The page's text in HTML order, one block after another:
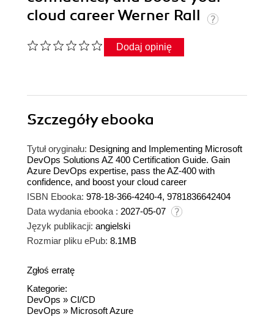
cloud career Werner Rall
Dodaj opinię
Szczegółyebooka
Tytuł oryginału: Designing and Implementing Microsoft
DevOps Solutions AZ 400 Certification Guide. Gain
Azure DevOps expertise, pass the AZ-400 with
confidence, and boost your cloud career
ISBN Ebooka: 978-18-366-4240-4, 9781836642404
Data wydania ebooka : 2027-05-07
Język publikacji: angielski
Rozmiar pliku ePub: 8.1MB
Zgłoś erratę
Kategorie:
DevOps » CI/CD
DevOps » Microsoft Azure